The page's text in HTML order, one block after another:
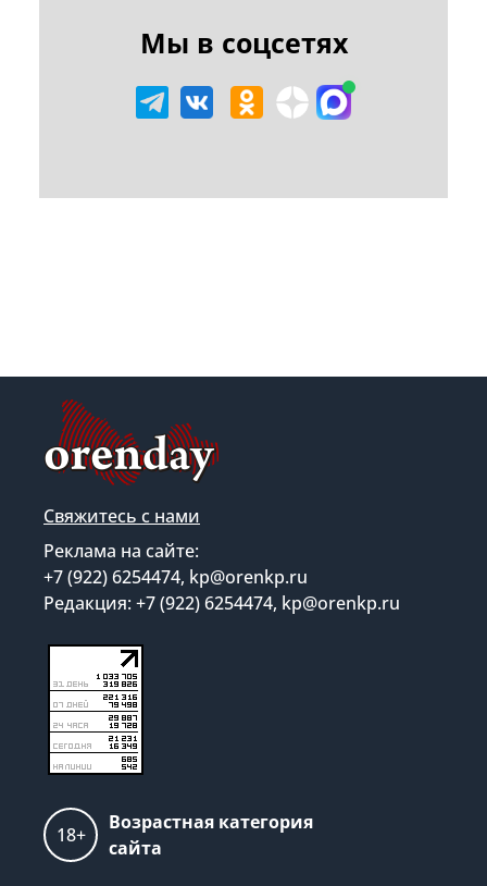
Мы в соцсетях
Свяжитесь с нами
Реклама на сайте:
+7 (922) 6254474, kp@orenkp.ru
Редакция: +7 (922) 6254474, kp@orenkp.ru
18+
Возрастная категория
сайта